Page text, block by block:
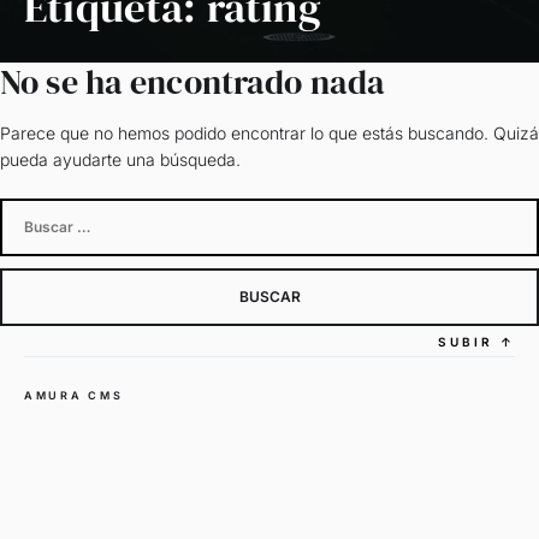
No se ha encontrado nada
Parece que no hemos podido encontrar lo que estás buscando. Quizá
pueda ayudarte una búsqueda.
SUBIR ↑
AMURA CMS